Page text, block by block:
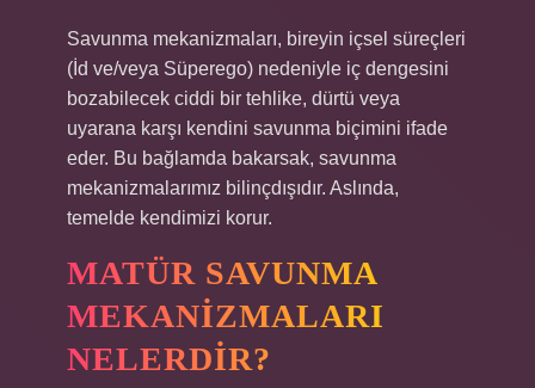
Savunma mekanizmaları, bireyin içsel süreçleri
(İd ve/veya Süperego) nedeniyle iç dengesini
bozabilecek ciddi bir tehlike, dürtü veya
uyarana karşı kendini savunma biçimini ifade
eder. Bu bağlamda bakarsak, savunma
mekanizmalarımız bilinçdışıdır. Aslında,
temelde kendimizi korur.
MATÜR SAVUNMA
MEKANIZMALARI
NELERDIR?